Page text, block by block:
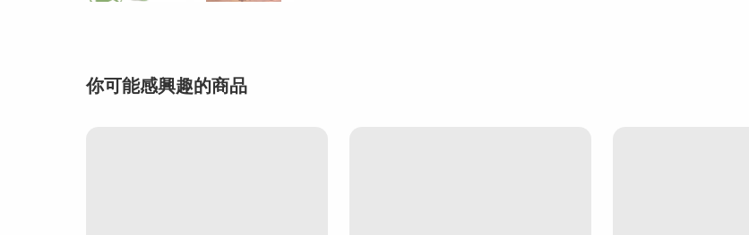
你可能感興趣的商品